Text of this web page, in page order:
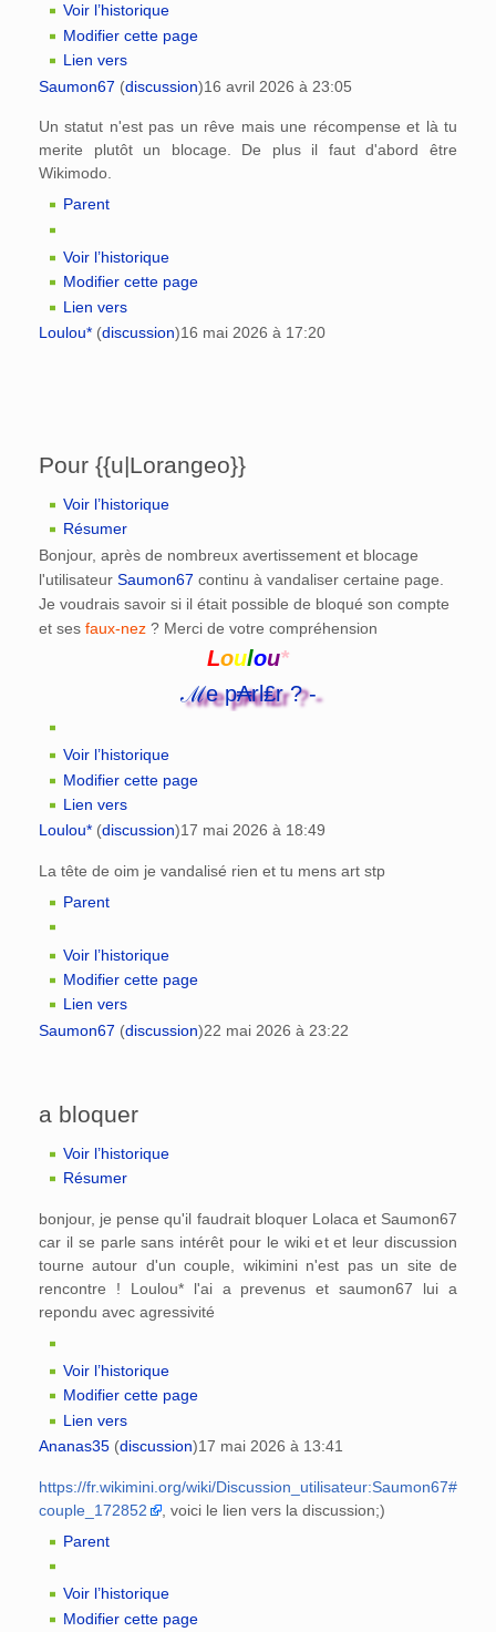
Voir l’historique
Modifier cette page
Lien vers
Saumon67 (discussion)16 avril 2026 à 23:05
Un statut n'est pas un rêve mais une récompense et là tu
merite plutôt un blocage. De plus il faut d'abord être
Wikimodo.
Parent
Voir l’historique
Modifier cette page
Lien vers
Loulou* (discussion)16 mai 2026 à 17:20
Pour {{u|Lorangeo}}
Voir l’historique
Résumer
Bonjour, après de nombreux avertissement et blocage
l'utilisateur Saumon67 continu à vandaliser certaine page.
Je voudrais savoir si il était possible de bloqué son compte
et ses faux-nez ? Merci de votre compréhension
Loulou*
ℳe p₳rl₤r ? -
Voir l’historique
Modifier cette page
Lien vers
Loulou* (discussion)17 mai 2026 à 18:49
La tête de oim je vandalisé rien et tu mens art stp
Parent
Voir l’historique
Modifier cette page
Lien vers
Saumon67 (discussion)22 mai 2026 à 23:22
a bloquer
Voir l’historique
Résumer
bonjour, je pense qu'il faudrait bloquer Lolaca et Saumon67
car il se parle sans intérêt pour le wiki et et leur discussion
tourne autour d'un couple, wikimini n'est pas un site de
rencontre ! Loulou* l'ai a prevenus et saumon67 lui a
repondu avec agressivité
Voir l’historique
Modifier cette page
Lien vers
Ananas35 (discussion)17 mai 2026 à 13:41
https://fr.wikimini.org/wiki/Discussion_utilisateur:Saumon67#
couple_172852
, voici le lien vers la discussion;)
Parent
Voir l’historique
Modifier cette page